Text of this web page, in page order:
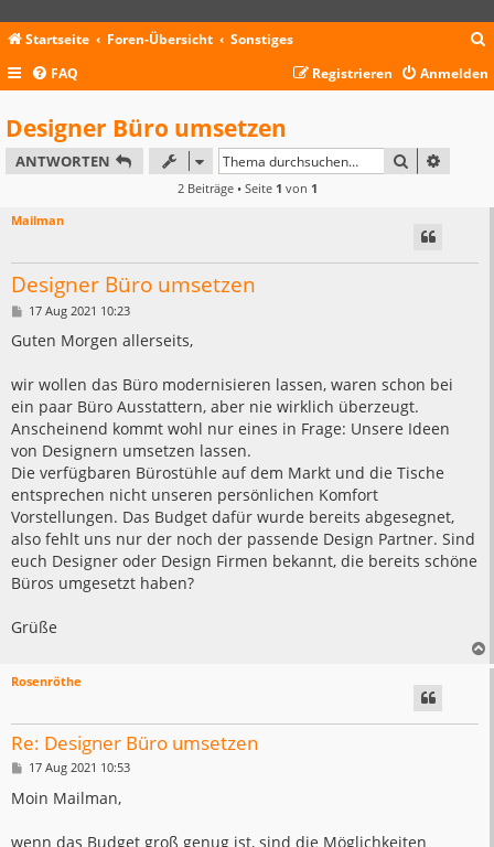
Startseite Foren-Übersicht Sonstiges
c
FAQ Anmelden
Registrieren
Designer Büro umsetzen
ANTWORTEN SUCHE
2 Beiträge • Seite 1 von 1
Mailman
Designer Büro umsetzen
B
i
a
g
17 Aug 2021 10:23
Guten Morgen allerseits,
wir wollen das Büro modernisieren lassen, waren schon bei
ein paar Büro Ausstattern, aber nie wirklich überzeugt.
Anscheinend kommt wohl nur eines in Frage: Unsere Ideen
von Designern umsetzen lassen.
Die verfügbaren Bürostühle auf dem Markt und die Tische
entsprechen nicht unseren persönlichen Komfort
Vorstellungen. Das Budget dafür wurde bereits abgesegnet,
also fehlt uns nur der noch der passende Design Partner. Sind
euch Designer oder Design Firmen bekannt, die bereits schöne
Büros umgesetzt haben?
Grüße
Rosenröthe
Re: Designer Büro umsetzen
B
i
t
a
17 Aug 2021 10:53
Moin Mailman,
wenn das Budget groß genug ist, sind die Möglichkeiten